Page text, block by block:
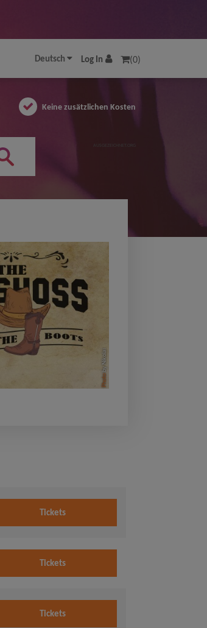
Deutsch Log In (0)
Keine zusätzlichen Kosten
Photo
by Nikolai
Tickets
Tickets
Tickets